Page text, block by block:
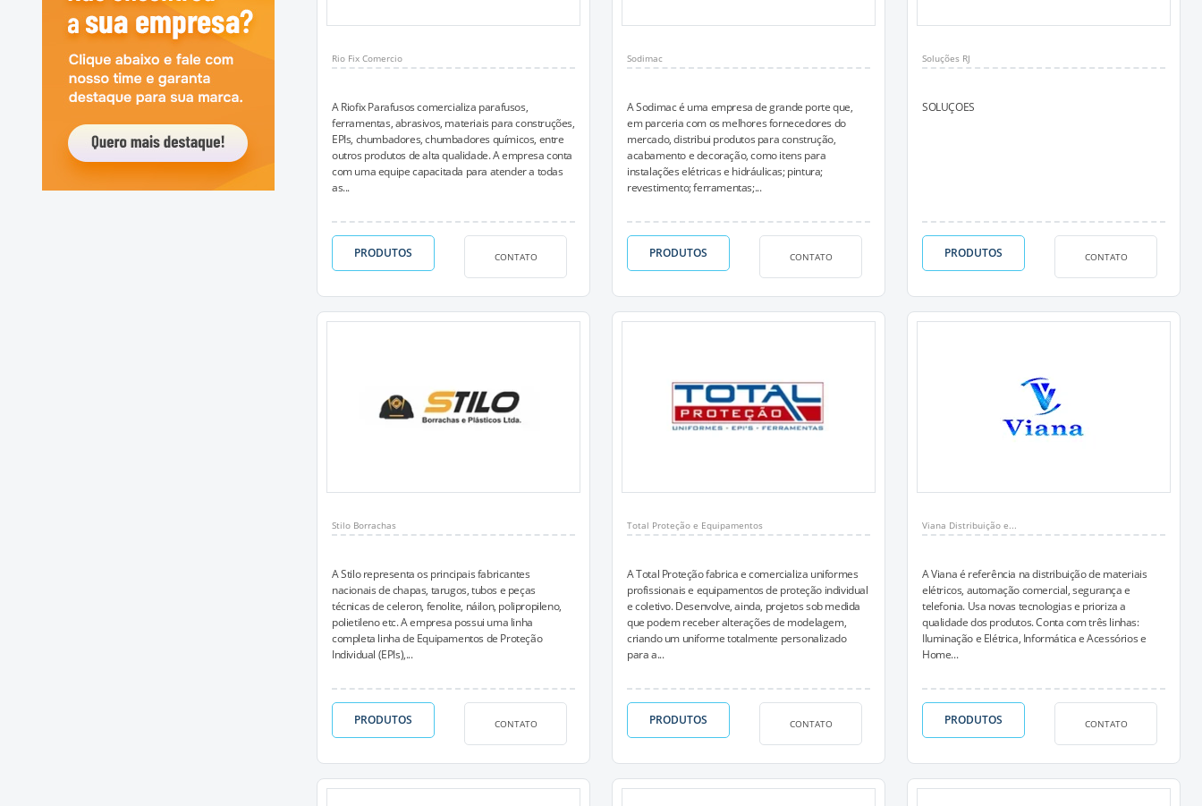
Rio Fix Comercio
A Riofix Parafusos comercializa parafusos,
ferramentas, abrasivos, materiais para construções,
EPIs, chumbadores, chumbadores químicos, entre
outros produtos de alta qualidade. A empresa conta
com uma equipe capacitada para atender a todas
as...
PRODUTOS CONTATO
Sodimac
A Sodimac é uma empresa de grande porte que,
em parceria com os melhores fornecedores do
mercado, distribui produtos para construção,
acabamento e decoração, como itens para
instalações elétricas e hidráulicas; pintura;
revestimento; ferramentas;...
PRODUTOS CONTATO
Soluções RJ
SOLUÇOES
PRODUTOS CONTATO
Stilo Borrachas
A Stilo representa os principais fabricantes
nacionais de chapas, tarugos, tubos e peças
técnicas de celeron, fenolite, náilon, polipropileno,
polietileno etc. A empresa possui uma linha
completa linha de Equipamentos de Proteção
Individual (EPIs),...
PRODUTOS CONTATO
Total Proteção e Equipamentos
A Total Proteção fabrica e comercializa uniformes
profissionais e equipamentos de proteção individual
e coletivo. Desenvolve, ainda, projetos sob medida
que podem receber alterações de modelagem,
criando um uniforme totalmente personalizado
para a...
PRODUTOS CONTATO
Viana Distribuição e...
A Viana é referência na distribuição de materiais
elétricos, automação comercial, segurança e
telefonia. Usa novas tecnologias e prioriza a
qualidade dos produtos. Conta com três linhas:
Iluminação e Elétrica, Informática e Acessórios e
Home...
PRODUTOS CONTATO